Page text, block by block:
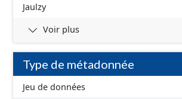
Jaulzy
Voir plus
Type de métadonnée
Jeu de données